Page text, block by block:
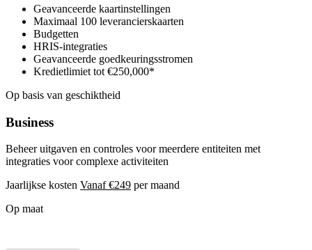
Geavanceerde kaartinstellingen
Maximaal 100 leverancierskaarten
Budgetten
HRIS-integraties
Geavanceerde goedkeuringsstromen
Kredietlimiet tot €250,000*
Op basis van geschiktheid
Business
Beheer uitgaven en controles voor meerdere entiteiten met
integraties voor complexe activiteiten
Jaarlijkse kosten Vanaf €249 per maand
Op maat